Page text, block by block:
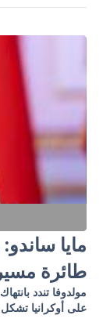
مايا
طائرة
مولدوفا تندد
على أوكرانيا